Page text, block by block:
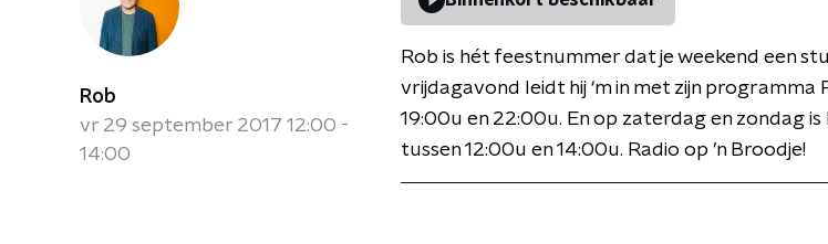
Rob
vr 29 september 2017 12:00 -
14:00
Rob is hét feestnummer dat je weekend een
vrijdagavond leidt hij ‘m in met zijn
19:00u en 22:00u. En op zaterdag en zondag is
tussen 12:00u en 14:00u. Radio op ’n Broodje!